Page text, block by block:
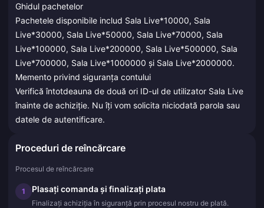
Ghidul pachetelor
Pachetele disponibile includ Sala Live*10000, Sala
Live*30000, Sala Live*50000, Sala Live*70000, Sala
Live*100000, Sala Live*200000, Sala Live*500000, Sala
Live*700000, Sala Live*1000000 și Sala Live*2000000.
Memento privind siguranța contului
Verifică întotdeauna de două ori ID-ul de utilizator Sala Live
înainte de achiziție. Nu îți vom solicita niciodată parola sau
datele de autentificare.
Proceduri de reîncărcare
Procesul de reîncărcare
1 Plasați comanda și finalizați plata
Finalizați achiziția în siguranță prin procesul nostru de plată.